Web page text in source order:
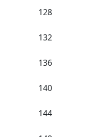
128
132
136
140
144